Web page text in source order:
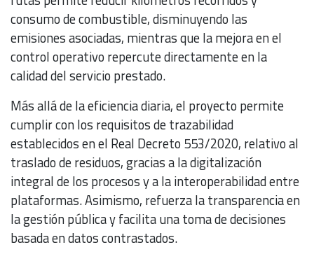
consumo de combustible, disminuyendo las
emisiones asociadas, mientras que la mejora en el
control operativo repercute directamente en la
calidad del servicio prestado.
Más allá de la eficiencia diaria, el proyecto permite
cumplir con los requisitos de trazabilidad
establecidos en el Real Decreto 553/2020, relativo al
traslado de residuos, gracias a la digitalización
integral de los procesos y a la interoperabilidad entre
plataformas. Asimismo, refuerza la transparencia en
la gestión pública y facilita una toma de decisiones
basada en datos contrastados.